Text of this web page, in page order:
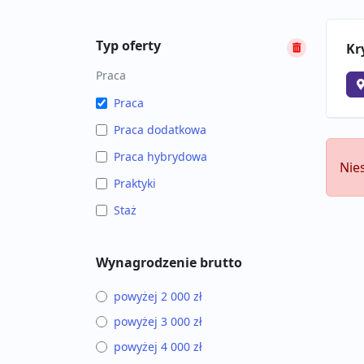
Typ oferty
Praca
Praca
Praca dodatkowa
Praca hybrydowa
Praktyki
Staż
Wynagrodzenie brutto
powyżej 2 000 zł
powyżej 3 000 zł
powyżej 4 000 zł